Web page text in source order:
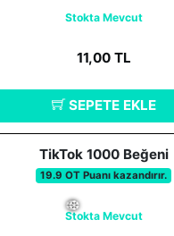
Stokta Mevcut
11,00 TL
SEPETE EKLE
TikTok 1000 Beğeni
19.9 OT Puanı kazandırır.
Stokta Mevcut